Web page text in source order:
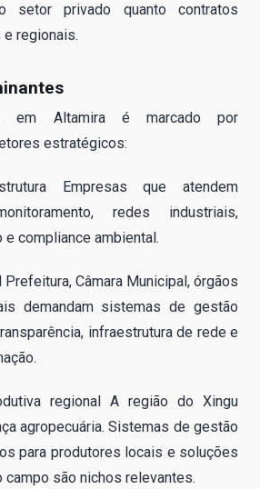
setor privado quanto contratos
regionais.
em Altamira é marcado por
estratégicos:
Empresas que atendem
redes industriais,
compliance ambiental.
Câmara Municipal, órgãos
demandam sistemas de gestão
infraestrutura de rede e
regional A região do Xingu
agropecuária. Sistemas de gestão
para produtores locais e soluções
são nichos relevantes.